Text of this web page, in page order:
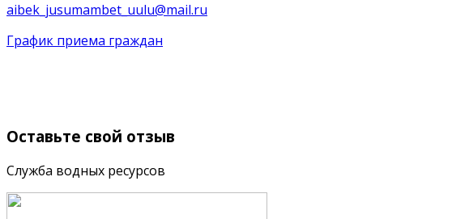
aibek_jusumambet_uulu@mail.ru
График приема граждан
Оставьте свой отзыв
Служба водных ресурсов